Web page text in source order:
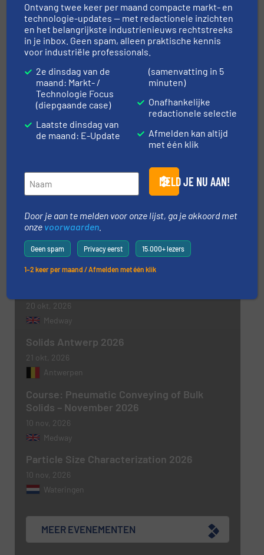
HETHON levert geavanceerde doseersystemen aan
Indiase pindakaasfabriek
Doe mee
DEEL UW NIEUWS
Evenementen
Kunststoffenbeurs 2026
16 sep, 2026
’s-Hertogenbosch
Course: Measurement of the Properties
20 okt, 2026
Medway
Solids Antwerp 2026
21 okt, 2026
Antwerpen
Course: Pneumatic Conveying of Bulk
Solids – November 2026
10 nov, 2026
Medway
Particle Size Characterization 2026
10 nov, 2026
Wateringen
MEER EVENEMENTEN
Ontvang twee keer per maand compacte markt- en
technologie-updates — met redactionele inzichten
en het belangrijkste industrienieuws rechtstreeks
in je inbox. Geen spam, alleen praktische kennis
voor industriële professionals.
2e dinsdag van de
maand: Markt- /
Technologie Focus
(diepgaande case)
Laatste dinsdag van
de maand: E-Update
(samenvatting in 5
minuten)
Onafhankelijke
redactionele selectie
Afmelden kan altijd
met één klik
MELD JE NU AAN!
Door je aan te melden voor onze lijst, ga je akkoord met
onze voorwaarden
Geen spam Privacy eerst 15.000+ lezers
1–2 keer per maand / Afmelden met één klik